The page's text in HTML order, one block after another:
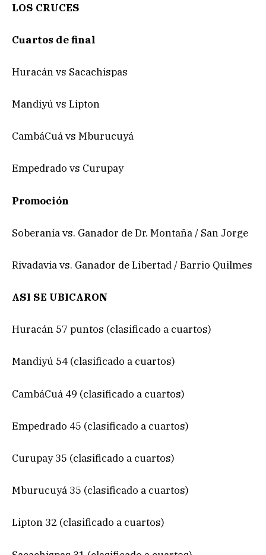
LOS CRUCES
Cuartos de final
Huracán vs Sacachispas
Mandiyú vs Lipton
CambáCuá vs Mburucuyá
Empedrado vs Curupay
Promoción
Soberanía vs. Ganador de Dr. Montaña / San Jorge
Rivadavia vs. Ganador de Libertad / Barrio Quilmes
ASI SE UBICARON
Huracán 57 puntos (clasificado a cuartos)
Mandiyú 54 (clasificado a cuartos)
CambáCuá 49 (clasificado a cuartos)
Empedrado 45 (clasificado a cuartos)
Curupay 35 (clasificado a cuartos)
Mburucuyá 35 (clasificado a cuartos)
Lipton 32 (clasificado a cuartos)